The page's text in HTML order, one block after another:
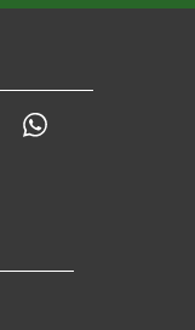
Telegram